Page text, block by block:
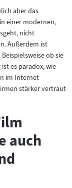
aber das
einer modernen,
nicht
Außerdem ist
ob sie
es paradox, wie
im Internet
stärker vertraut
auch